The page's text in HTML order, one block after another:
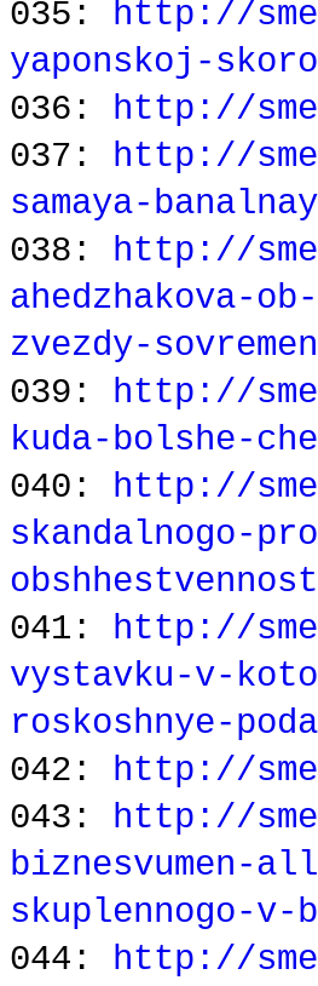
035: http://
yaponskoj-
036: http://
037: http://
samaya-
038: http://
ahedzhakova-
zvezdy-
039: http://
kuda-bolshe-
040: http://
skandalnogo-
041: http://
vystavku-v-
roskoshnye-
042: http://
043: http://
biznesvumen-
skuplennogo-v-
044: http://